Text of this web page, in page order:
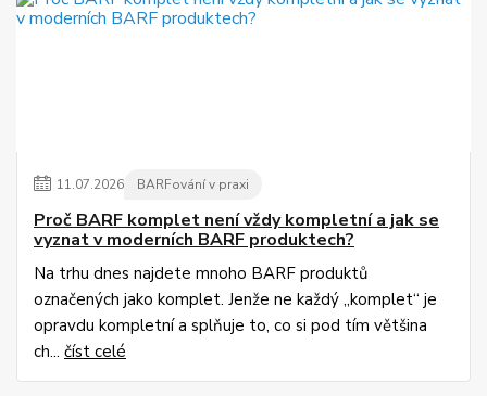
11.07.2026 BARFování v praxi
Proč BARF komplet není vždy kompletní a jak se
vyznat v moderních BARF produktech?
Na trhu dnes najdete mnoho BARF produktů
označených jako komplet. Jenže ne každý „komplet“ je
opravdu kompletní a splňuje to, co si pod tím většina
ch... číst celé